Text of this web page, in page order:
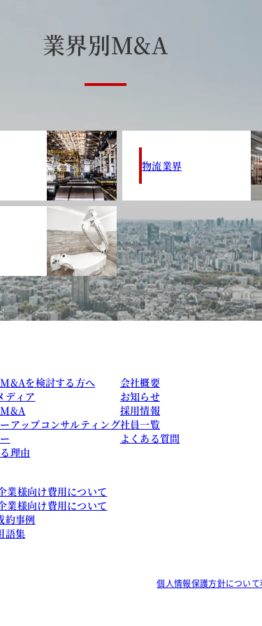
業界別M&A
物流業界
を検討する方へ
ディア
アップコンサルティング
理由
業様向け費用について
業様向け費用について
約事例
語集
会社概要
お知らせ
採用情報
社員一覧
よくある質問
個人情報保護方針について